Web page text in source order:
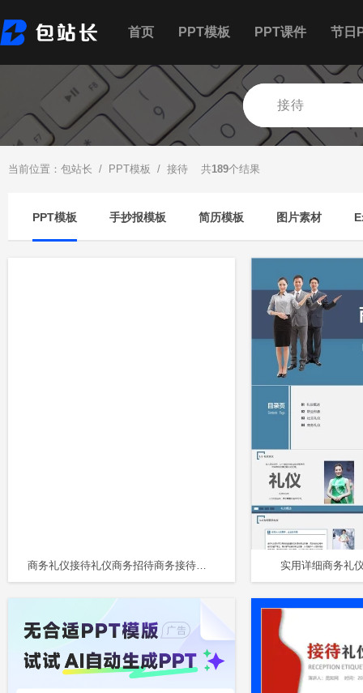
首页 PPT模板 PPT课件 节日
当前位置： 包站长 / PPT模板 / 接待 共189个结果
PPT模板 手抄报模板 简历模板 图片素材
商务礼仪接待礼仪商务招待商务接待礼仪培训红色黑色培训PPT 实用详细商务礼